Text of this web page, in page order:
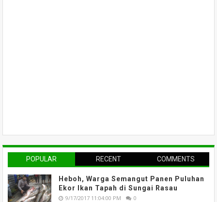
POPULAR RECENT COMMENTS
Heboh, Warga Semangut Panen Puluhan
Ekor Ikan Tapah di Sungai Rasau
9/17/2017 11:04:00 PM 0